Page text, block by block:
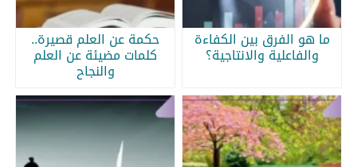
ما هو الفرق بين الكفاءة
والفاعلية والانتاجية؟
حكمة عن العلم قصيرة..
كلمات مضيئة عن العلم
والنجاح